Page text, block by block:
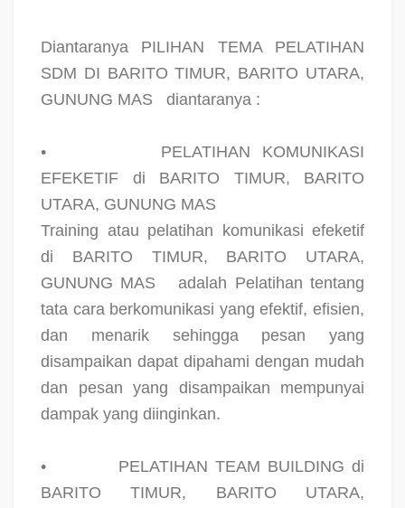
Diantaranya PILIHAN TEMA PELATIHAN
SDM DI BARITO TIMUR, BARITO UTARA,
GUNUNG MAS
diantaranya :
•
PELATIHAN KOMUNIKASI
EFEKETIF di BARITO TIMUR, BARITO
UTARA, GUNUNG MAS
Training atau pelatihan komunikasi efeketif
di BARITO TIMUR, BARITO UTARA,
GUNUNG MAS
adalah Pelatihan tentang
tata cara berkomunikasi yang efektif, efisien,
dan menarik sehingga pesan yang
disampaikan dapat dipahami dengan mudah
dan pesan yang disampaikan mempunyai
dampak yang diinginkan.
•
PELATIHAN TEAM BUILDING di
BARITO TIMUR, BARITO UTARA,